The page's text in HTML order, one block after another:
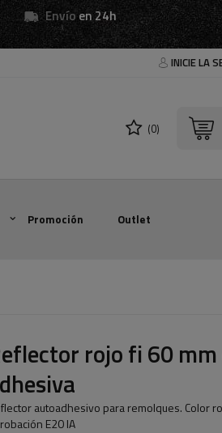
Envíoen 24h
INICIE LA
(0)
Promoción Outlet
rojo fi 60
autoadhesivo para remolques. Color
E20 IA